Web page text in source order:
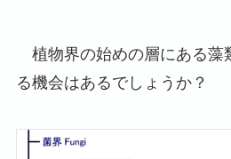
植物界の始めの層にある藻
る機会はあるでしょうか？